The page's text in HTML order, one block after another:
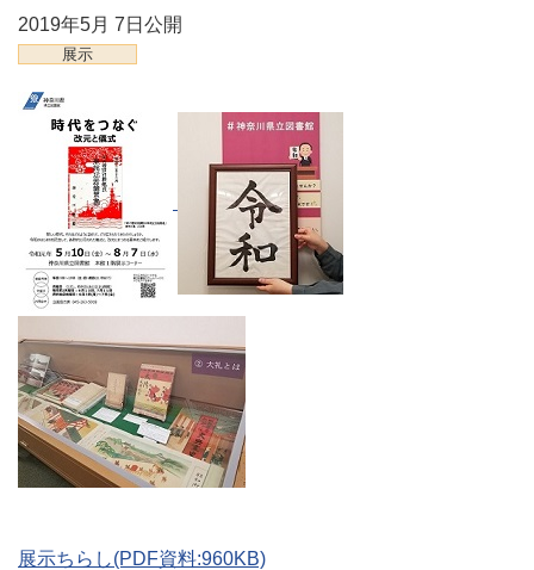
2019年5月 7日 公開
展示
展示ちらし(PDF資料:960KB)